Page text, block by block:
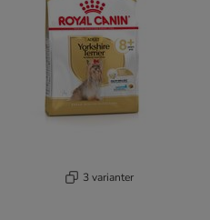
3 varianter